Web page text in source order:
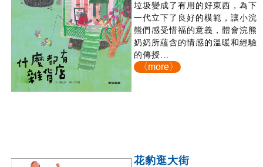
垃圾變成了有用的好東西，為下
一代立下了良好的模範，讓小浣
熊們感受惜福的意義，體會浣熊
奶奶所蘊含的情感的溫暖和經驗
的傳授...
〈more〉
花豹逛大街